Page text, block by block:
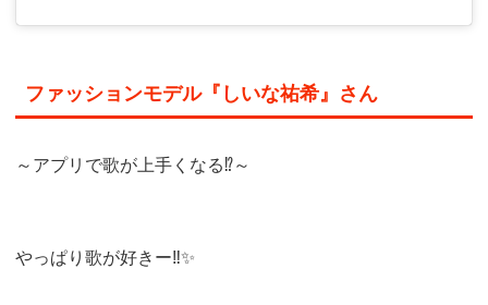
ファッションモデル『しいな祐希』さん
～アプリで歌が上手くなる⁉️～
やっぱり歌が好きー‼️✨